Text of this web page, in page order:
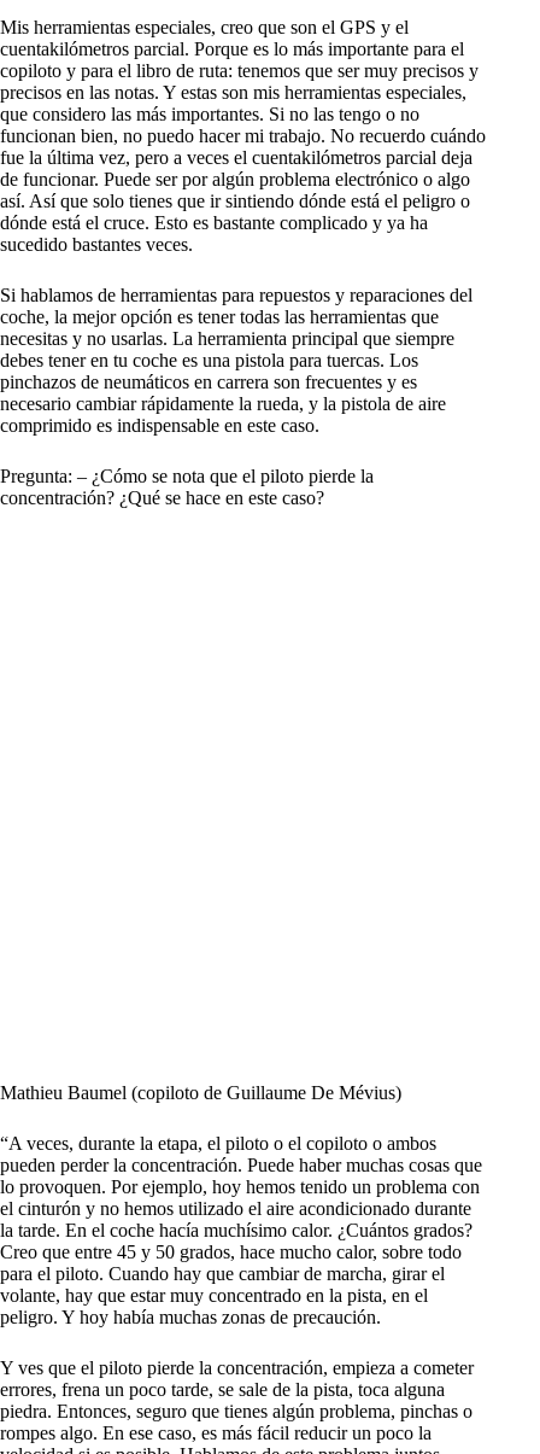
Mis herramientas especiales, creo que son el GPS y el
cuentakilómetros parcial. Porque es lo más importante para el
copiloto y para el libro de ruta: tenemos que ser muy precisos y
precisos en las notas. Y estas son mis herramientas especiales,
que considero las más importantes. Si no las tengo o no
funcionan bien, no puedo hacer mi trabajo. No recuerdo cuándo
fue la última vez, pero a veces el cuentakilómetros parcial deja
de funcionar. Puede ser por algún problema electrónico o algo
así. Así que solo tienes que ir sintiendo dónde está el peligro o
dónde está el cruce. Esto es bastante complicado y ya ha
sucedido bastantes veces.
Si hablamos de herramientas para repuestos y reparaciones del
coche, la mejor opción es tener todas las herramientas que
necesitas y no usarlas. La herramienta principal que siempre
debes tener en tu coche es una pistola para tuercas. Los
pinchazos de neumáticos en carrera son frecuentes y es
necesario cambiar rápidamente la rueda, y la pistola de aire
comprimido es indispensable en este caso.
Pregunta: – ¿Cómo se nota que el piloto pierde la
concentración? ¿Qué se hace en este caso?
Mathieu Baumel (copiloto de Guillaume De Mévius)
“A veces, durante la etapa, el piloto o el copiloto o ambos
pueden perder la concentración. Puede haber muchas cosas que
lo provoquen. Por ejemplo, hoy hemos tenido un problema con
el cinturón y no hemos utilizado el aire acondicionado durante
la tarde. En el coche hacía muchísimo calor. ¿Cuántos grados?
Creo que entre 45 y 50 grados, hace mucho calor, sobre todo
para el piloto. Cuando hay que cambiar de marcha, girar el
volante, hay que estar muy concentrado en la pista, en el
peligro. Y hoy había muchas zonas de precaución.
Y ves que el piloto pierde la concentración, empieza a cometer
errores, frena un poco tarde, se sale de la pista, toca alguna
piedra. Entonces, seguro que tienes algún problema, pinchas o
rompes algo. En ese caso, es más fácil reducir un poco la